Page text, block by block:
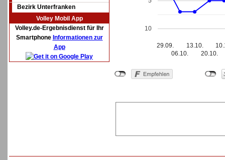
Bezirk Unterfranken
Volley Mobil App
Volley.de-Ergebnisdienst für Ihr
Smartphone Informationen zur
App
29.09.
06.10.
13.10.
20.10.
10